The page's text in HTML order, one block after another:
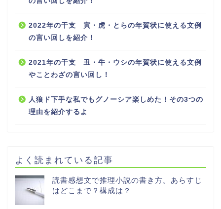
2022年の干支 寅・虎・とらの年賀状に使える文例
の言い回しを紹介！
2021年の干支 丑・牛・ウシの年賀状に使える文例
やことわざの言い回し！
人狼ド下手な私でもグノーシア楽しめた！その3つの
理由を紹介するよ
よく読まれている記事
読書感想文で推理小説の書き方。あらすじ
はどこまで？構成は？